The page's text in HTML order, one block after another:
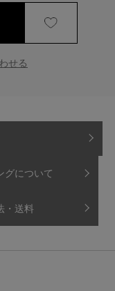
せる
グについて
・送料